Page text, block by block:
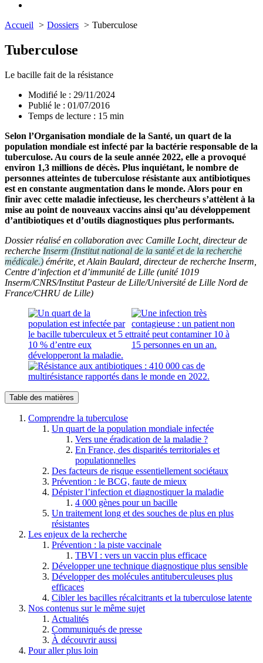
Accueil Dossiers Tuberculose
Tuberculose
Le bacille fait de la résistance
Modifié le : 29/11/2024
Publié le : 01/07/2016
Temps de lecture : 15 min
Selon l’Organisation mondiale de la Santé, un quart de la
population mondiale est infecté par la bactérie responsable de la
tuberculose. Au cours de la seule année 2022, elle a provoqué
environ 1,3 millions de décès. Plus inquiétant, le nombre de
personnes atteintes de tuberculose résistante aux antibiotiques
est en constante augmentation dans le monde. Alors pour en
finir avec cette maladie infectieuse, les chercheurs s’attèlent à la
mise au point de nouveaux vaccins ainsi qu’au développement
d’antibiotiques et d’outils diagnostiques plus performants.
Dossier réalisé en collaboration avec Camille Locht, directeur de
recherche Inserm (Institut national de la santé et de la recherche
médicale.) émérite , et Alain Baulard, directeur de recherche Inserm,
Centre d’infection et d’immunité de Lille (unité 1019
Inserm/CNRS/Institut Pasteur de Lille/Université de Lille Nord de
France/CHRU de Lille)
Table des matières
Comprendre la tuberculose
Un quart de la population mondiale infectée
Vers une éradication de la maladie ?
En France, des disparités territoriales et
populationnelles
Des facteurs de risque essentiellement sociétaux
Prévention : le BCG, faute de mieux
Dépister l’infection et diagnostiquer la maladie
4 000 gènes pour un bacille
Un traitement long et des souches de plus en plus
résistantes
Les enjeux de la recherche
Prévention : la piste vaccinale
TBVI : vers un vaccin plus efficace
Développer une technique diagnostique plus sensible
Développer des molécules antituberculeuses plus
efficaces
Cibler les bacilles récalcitrants et la tuberculose latente
Nos contenus sur le même sujet
Actualités
Communiqués de presse
À découvrir aussi
Pour aller plus loin